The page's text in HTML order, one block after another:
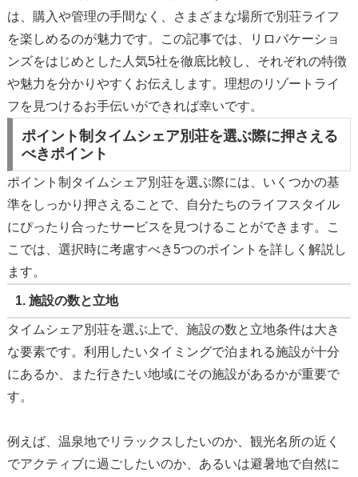
は、購入や管理の手間なく、さまざまな場所で別荘ライフ
を楽しめるのが魅力です。この記事では、リロバケーショ
ンズをはじめとした人気5社を徹底比較し、それぞれの特徴
や魅力を分かりやすくお伝えします。理想のリゾートライ
フを見つけるお手伝いができれば幸いです。
ポイント制タイムシェア別荘を選ぶ際に押さえる
べきポイント
ポイント制タイムシェア別荘を選ぶ際には、いくつかの基
準をしっかり押さえることで、自分たちのライフスタイル
にぴったり合ったサービスを見つけることができます。こ
こでは、選択時に考慮すべき5つのポイントを詳しく解説し
ます。
1. 施設の数と立地
タイムシェア別荘を選ぶ上で、施設の数と立地条件は大き
な要素です。利用したいタイミングで泊まれる施設が十分
にあるか、また行きたい地域にその施設があるかが重要で
す。
例えば、温泉地でリラックスしたいのか、観光名所の近く
でアクティブに過ごしたいのか、あるいは避暑地で自然に